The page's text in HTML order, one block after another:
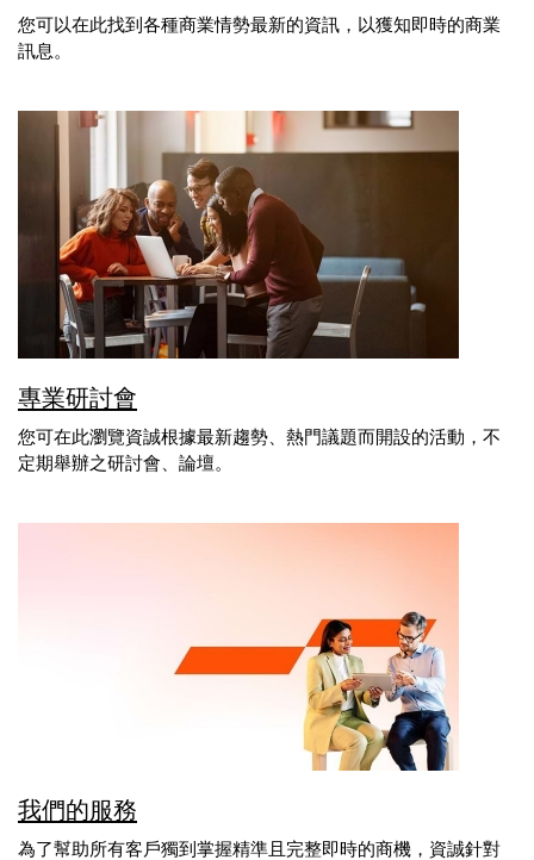
您可以在此找到各種商業情勢最新的資訊，以獲知即時的商業
訊息。
專業研討會
您可在此瀏覽資誠根據最新趨勢、熱門議題而開設的活動，不
定期舉辦之研討會、論壇。
我們的服務
為了幫助所有客戶獨到掌握精準且完整即時的商機，資誠針對